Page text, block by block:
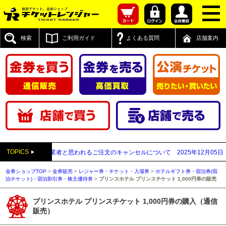
検索 ご利用ガイド よくある質問 店舗案内
TOPICS
払い買取業者と思われるご注文のキャンセルについて 2025年12月05日 【
金券ショップTOP >金券販売 > レジャー券・チケット・入場券 > ホテルギフト券・宿泊券(宿
泊チケット)・宿泊割引券・株主優待券 > プリンスホテル プリンスチケット 1,000円券の販売
プリンスホテル プリンスチケット 1,000円券の購入（通信
販売）